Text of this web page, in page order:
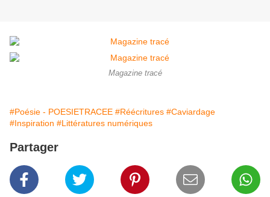
Magazine tracé
#Poésie - POESIETRACEE #Réécritures #Caviardage
#Inspiration #Littératures numériques
Partager